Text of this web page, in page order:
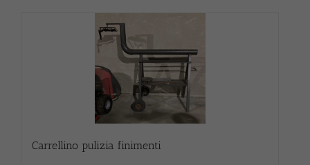
Carrellino pulizia finimenti